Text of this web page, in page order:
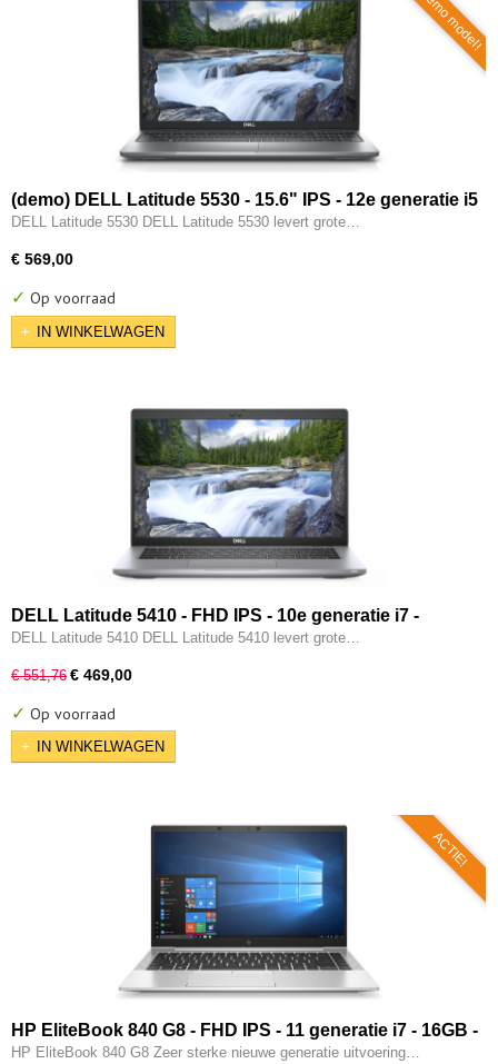
Demo model!
(demo) DELL Latitude 5530 - 15.6" IPS - 12e generatie i5
- 10-CORE - 16GB - 512GB M.2 NVMe - 12e gen Intel UHD
DELL Latitude 5530 DELL Latitude 5530 levert grote…
€ 569,00
✓ Op voorraad
IN WINKELWAGEN
DELL Latitude 5410 - FHD IPS - 10e generatie i7 -
16GB - 512GB SSD - Intel UHD - Thunderbold - HDMI -
DELL Latitude 5410 DELL Latitude 5410 levert grote…
€ 551,76 € 469,00
✓ Op voorraad
IN WINKELWAGEN
ACTIE!
HP EliteBook 840 G8 - FHD IPS - 11 generatie i7 - 16GB -
512GB SSD - 2x Type-C - Intel IRIS Xe - W11 Pro
HP EliteBook 840 G8 Zeer sterke nieuwe generatie uitvoering…